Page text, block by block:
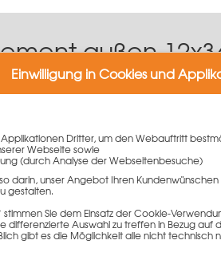
außen
ein Ausgleichselement der LOGO
Flachstahlrahmen und ist mit
Einwilligung in Cookies und
Dritter, um den Webauftritt
Webseite sowie
(durch Analyse der Webseitenbesuche)
darin, unser Angebot Ihren
gestalten.
Sie dem Einsatz der Cookie-
Auswahl zu treffen in Bezug auf
gibt es die Möglichkeit alle nicht